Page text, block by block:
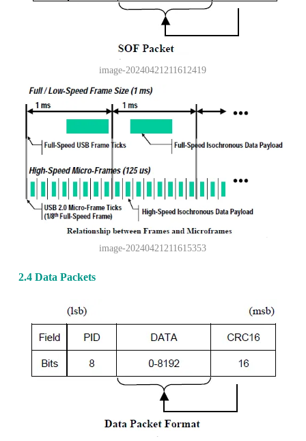
image-20240421211612419
image-20240421211615353
2.4 Data Packets